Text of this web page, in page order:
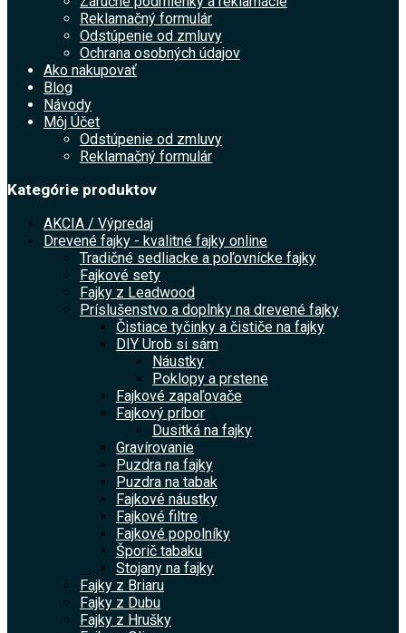
Reklamačný formulár
Odstúpenie od zmluvy
Ochrana osobných údajov
Ako nakupovať
Blog
Návody
Môj Účet
Odstúpenie od zmluvy
Reklamačný formulár
Kategórie produktov
AKCIA / Výpredaj
Drevené fajky - kvalitné fajky online
Tradičné sedliacke a poľovnícke fajky
Fajkové sety
Fajky z Leadwood
Príslušenstvo a doplnky na drevené fajky
Čistiace tyčinky a čističe na fajky
DIY Urob si sám
Náustky
Poklopy a prstene
Fajkové zapaľovače
Fajkový príbor
Dusitká na fajky
Gravírovanie
Puzdra na fajky
Puzdra na tabak
Fajkové náustky
Fajkové filtre
Fajkové popolníky
Šporič tabaku
Stojany na fajky
Fajky z Briaru
Fajky z Dubu
Fajky z Hrušky